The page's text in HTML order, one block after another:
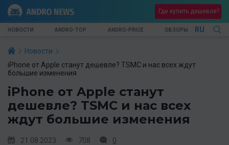
Где купить дешевле?
НОВОСТИ ANDRO-TOP ANDRO-PRICE ОБЗОРЫ RU
Новости
iPhone от Apple станут дешевле? TSMC и нас всех ждут
большие изменения
iPhone от Apple станут
дешевле? TSMC и нас всех
ждут большие изменения
21.08.2023 708 0